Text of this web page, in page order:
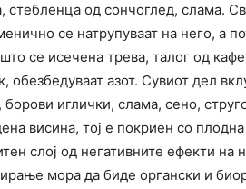
стебленца од сончоглед, слама.
се натрупуваат на него, а
се исечена трева, талог од
обезбедуваат азот. Сувиот дел
борови иглички, слама, сено,
висина, тој е покриен со
слој од негативните ефекти
мора да биде органски и